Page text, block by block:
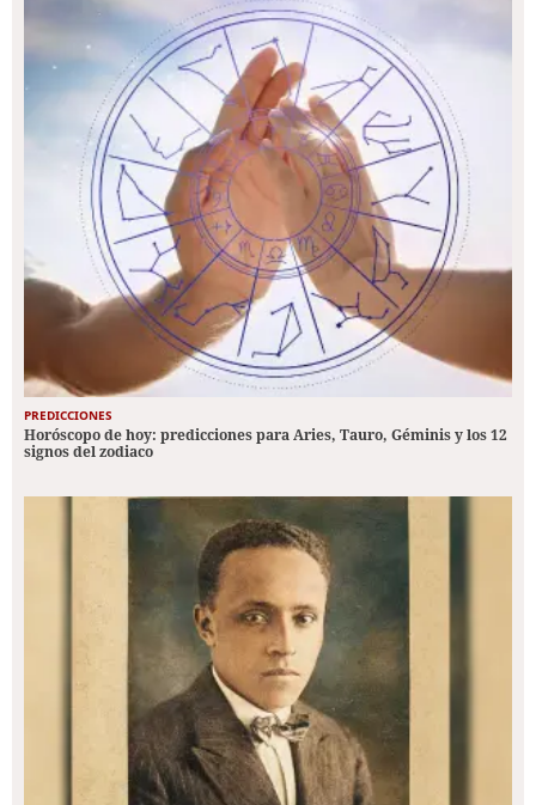
PREDICCIONES
Horóscopo de hoy: predicciones para Aries, Tauro, Géminis y los 12
signos del zodiaco